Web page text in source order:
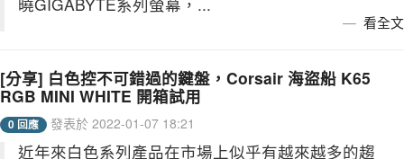
看全文
[分享] 白色控不可錯過的鍵盤，Corsair 海盜船 K65
RGB MINI WHITE 開箱試用
0 回應 發表於 2022-01-07 18:21
近年來白色系列產品在市場上似乎有越來越多的趨